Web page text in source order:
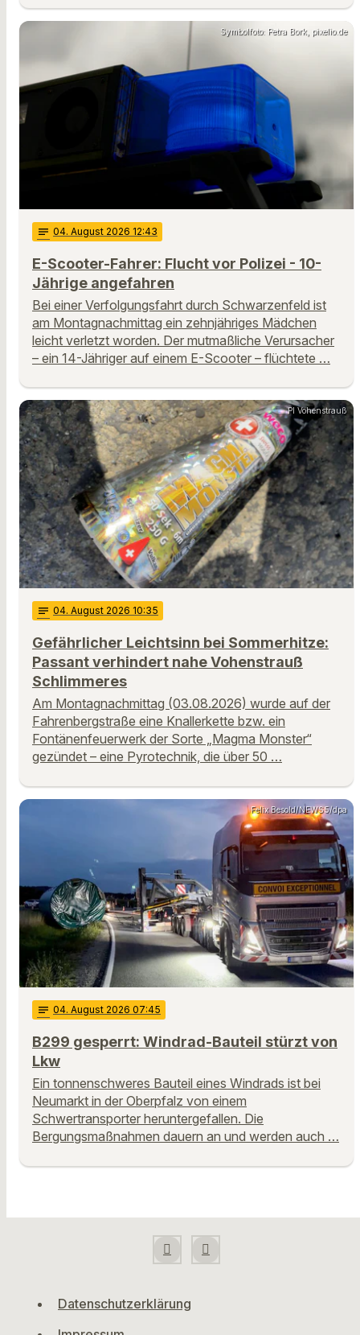
Symbolfoto: Petra Bork, pixelio.de
notes 04. August 2026 12:43
E-Scooter-Fahrer: Flucht vor Polizei - 10-
Jährige angefahren
Bei einer Verfolgungsfahrt durch Schwarzenfeld ist
am Montagnachmittag ein zehnjähriges Mädchen
leicht verletzt worden. Der mutmaßliche Verursacher
– ein 14-Jähriger auf einem E-Scooter – flüchtete …
PI Vohenstrauß
notes 04. August 2026 10:35
Gefährlicher Leichtsinn bei Sommerhitze:
Passant verhindert nahe Vohenstrauß
Schlimmeres
Am Montagnachmittag (03.08.2026) wurde auf der
Fahrenbergstraße eine Knallerkette bzw. ein
Fontänenfeuerwerk der Sorte „Magma Monster“
gezündet – eine Pyrotechnik, die über 50 …
Felix Besold/NEWS5/dpa
notes 04. August 2026 07:45
B299 gesperrt: Windrad-Bauteil stürzt von
Lkw
Ein tonnenschweres Bauteil eines Windrads ist bei
Neumarkt in der Oberpfalz von einem
Schwertransporter heruntergefallen. Die
Bergungsmaßnahmen dauern an und werden auch …
Datenschutzerklärung